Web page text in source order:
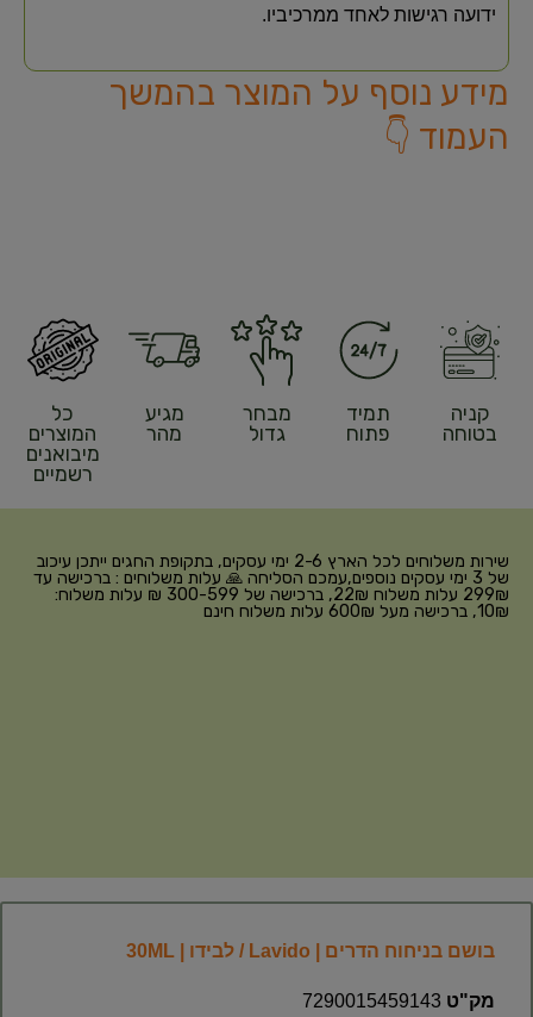
ידועה רגישות לאחד ממרכיביו.
מידע נוסף על המוצר בהמשך
העמוד 👇
קניה
בטוחה
תמיד
פתוח
מבחר
גדול
מגיע
מהר
כל
המוצרים
מיבואנים
רשמיים
שירות משלוחים לכל הארץ 2-6 ימי עסקים, בתקופת החגים ייתכן עיכוב
של 3 ימי עסקים נוספים,עמכם הסליחה 🙏 עלות משלוחים : ברכישה עד
299₪ עלות משלוח 22₪, ברכישה של 300-599 ₪ עלות משלוח:
10₪, ברכישה מעל 600₪ עלות משלוח חינם
בושם בניחוח הדרים | Lavido / לבידו | 30ML
מק"ט 7290015459143